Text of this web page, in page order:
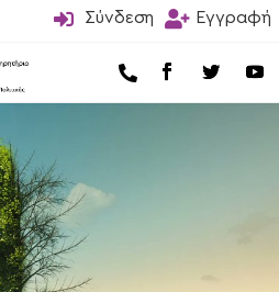
 Σύνδεση  Εγγραφή
